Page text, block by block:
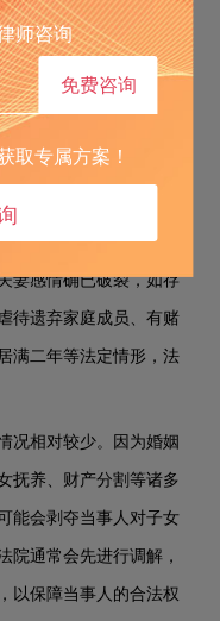
有新的加重情节出现，
相对较少。
接判离。
破裂。二审能否直接判
情破裂。若二审中当事
妻感情确已破裂，如存
待遗弃家庭成员、有赌
满二年等法定情形，法
况相对较少。因为婚姻
抚养、财产分割等诸多
能会剥夺当事人对子女
院通常会先进行调解，
以保障当事人的合法权
师咨询
免费咨询
取专属方案！